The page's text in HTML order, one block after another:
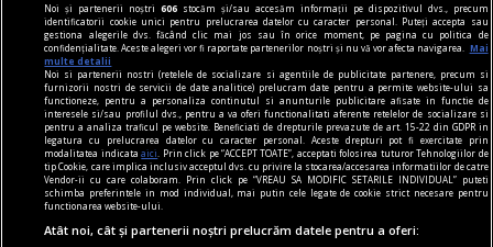
Noi și partenerii noștri606 stocăm și/sau accesăm informații pe dispozitivul dvs., precum
identificatorii cookie unici pentru prelucrarea datelor cu caracter personal. Puteți accepta sau
gestiona alegerile dvs. făcând clic mai jos sau în orice moment, pe pagina cu politica de
confidențialitate. Aceste alegeri vor fi raportate partenerilor noștri și nu vă vor afecta navigarea.
Mai
multe detalii
Noi si partenerii nostri (retelele de socializare si agentiile de publicitate partenere, precum si
furnizorii nostri de servicii de date analitice) prelucram date pentru a permite website-ului sa
functioneze, pentru a personaliza continutul si anunturile publicitare afisate in functie de
interesele si/sau profilul dvs., pentru a va oferi functionalitati aferente retelelor de socializare si
pentru a analiza traficul pe website. Beneficiati de drepturile prevazute de art. 15-22 din GDPR in
legatura cu prelucrarea datelor cu caracter personal. Aceste drepturi pot fi exercitate prin
modalitatea indicataaici
. Prin click pe “ACCEPT TOATE”, acceptati folosirea tuturor Tehnologiilor de
tip Cookie, care implica inclusiv acceptul dvs. cu privire la stocarea/accesarea informatiilor de catre
Vendor-ii cu care colaboram. Prin click pe “VREAU SA MODIFIC SETARILE INDIVIDUAL” puteti
schimba preferintele in mod individual, mai putin cele legate de cookie strict necesare pentru
functionarea website-ului.
Atât noi, cât și partenerii noștri prelucrăm datele pentru a oferi: